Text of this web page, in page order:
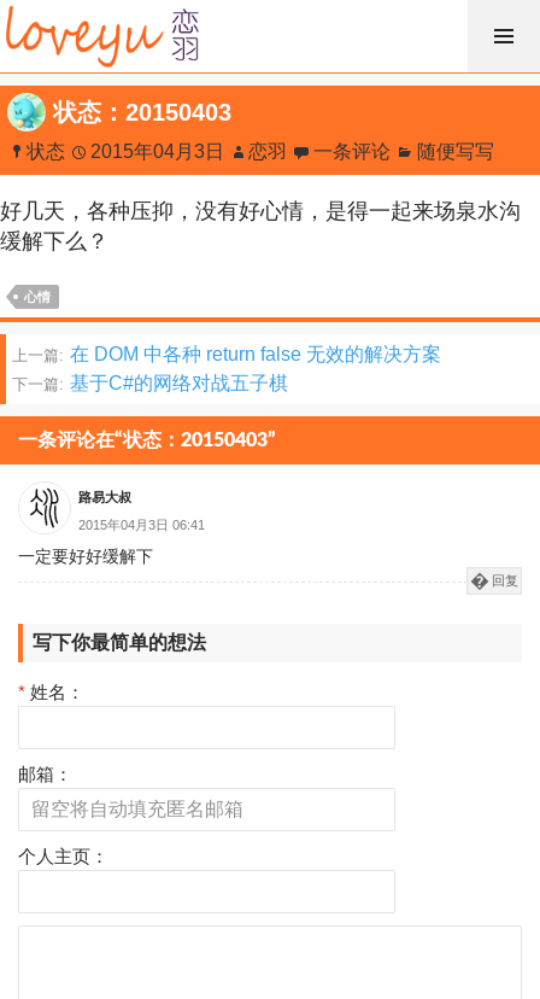
跳
过
内
容
状态：20150403
状态 2015年04月3日 恋羽 一条评论 随便写写
好几天，各种压抑，没有好心情，是得一起来场泉水沟
缓解下么？
心情
文
章
分
页
上一篇: 在 DOM 中各种 return false 无效的解决方案
下一篇: 基于C#的网络对战五子棋
一条评论在“状态：20150403”
路易大叔
2015年04月3日 06:41
一定要好好缓解下
回复
写下你最简单的想法
* 姓名：
邮箱：
个人主页：